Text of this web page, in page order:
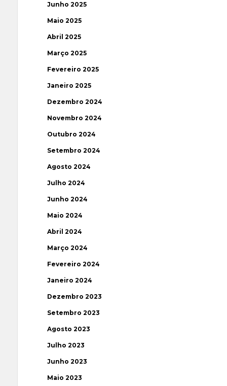
Junho 2025
Maio 2025
Abril 2025
Março 2025
Fevereiro 2025
Janeiro 2025
Dezembro 2024
Novembro 2024
Outubro 2024
Setembro 2024
Agosto 2024
Julho 2024
Junho 2024
Maio 2024
Abril 2024
Março 2024
Fevereiro 2024
Janeiro 2024
Dezembro 2023
Setembro 2023
Agosto 2023
Julho 2023
Junho 2023
Maio 2023